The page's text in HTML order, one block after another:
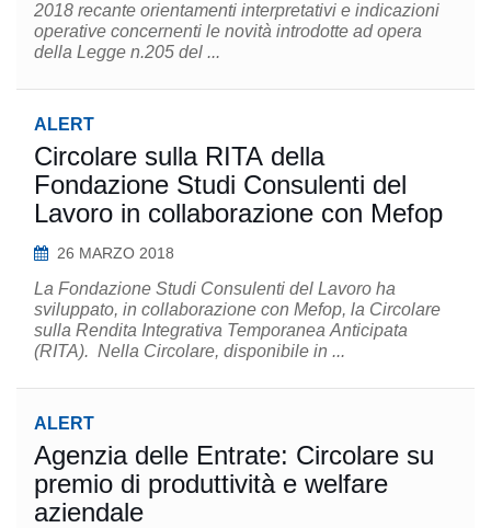
2018 recante orientamenti interpretativi e indicazioni
operative concernenti le novità introdotte ad opera
della Legge n.205 del ...
ALERT
Circolare sulla RITA della
Fondazione Studi Consulenti del
Lavoro in collaborazione con Mefop
26 MARZO 2018
La Fondazione Studi Consulenti del Lavoro ha
sviluppato, in collaborazione con Mefop, la Circolare
sulla Rendita Integrativa Temporanea Anticipata
(RITA). Nella Circolare, disponibile in ...
ALERT
Agenzia delle Entrate: Circolare su
premio di produttività e welfare
aziendale